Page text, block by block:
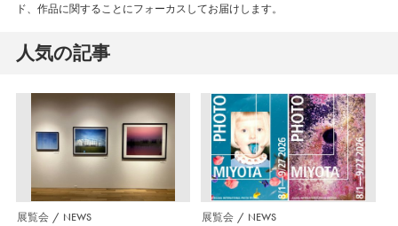
ド、作品に関することにフォーカスしてお届けします。
人気の記事
展覧会 NEWS 展覧会 NEWS